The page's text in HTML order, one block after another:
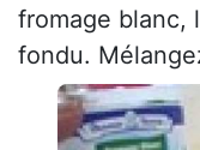
fromage blanc,
fondu.